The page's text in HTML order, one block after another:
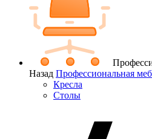
Назад Профессиональная
Кресла
Столы